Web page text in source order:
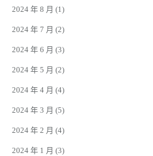
2024 年 8 月 (1)
2024 年 7 月 (2)
2024 年 6 月 (3)
2024 年 5 月 (2)
2024 年 4 月 (4)
2024 年 3 月 (5)
2024 年 2 月 (4)
2024 年 1 月 (3)